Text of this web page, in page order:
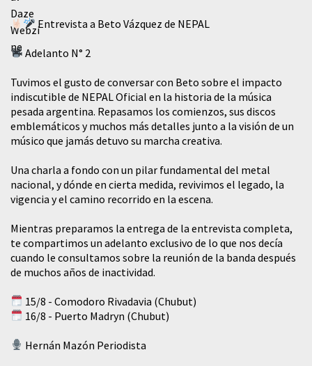
Entrevista a Beto Vázquez de NEPAL
Adelanto N° 2
Tuvimos el gusto de conversar con Beto sobre el impacto
indiscutible de NEPAL Oficial en la historia de la música
pesada argentina. Repasamos los comienzos, sus discos
emblemáticos y muchos más detalles junto a la visión de un
músico que jamás detuvo su marcha creativa.
​Una charla a fondo con un pilar fundamental del metal
nacional, y dónde en cierta medida, revivimos el legado, la
vigencia y el camino recorrido en la escena.
Mientras preparamos la entrega de la entrevista completa,
te compartimos un adelanto exclusivo de lo que nos decía
cuando le consultamos sobre la reunión de la banda después
de muchos años de inactividad.
15/8 - Comodoro Rivadavia (Chubut)
16/8 - Puerto Madryn (Chubut)
Hernán Mazón Periodista